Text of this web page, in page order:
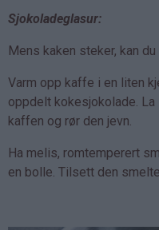
Sjokoladeglasur:
Mens kaken steker, kan
Varm opp kaffe i en liten
oppdelt kokesjokolade.
kaffen og rør den jevn.
Ha melis, romtemperert
en bolle. Tilsett den